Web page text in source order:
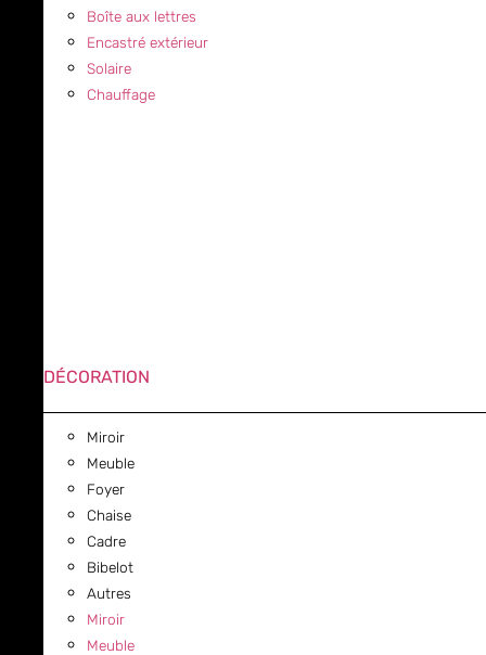
Boîte aux lettres
Encastré extérieur
Solaire
Chauffage
DÉCORATION
Miroir
Meuble
Foyer
Chaise
Cadre
Bibelot
Autres
Miroir
Meuble